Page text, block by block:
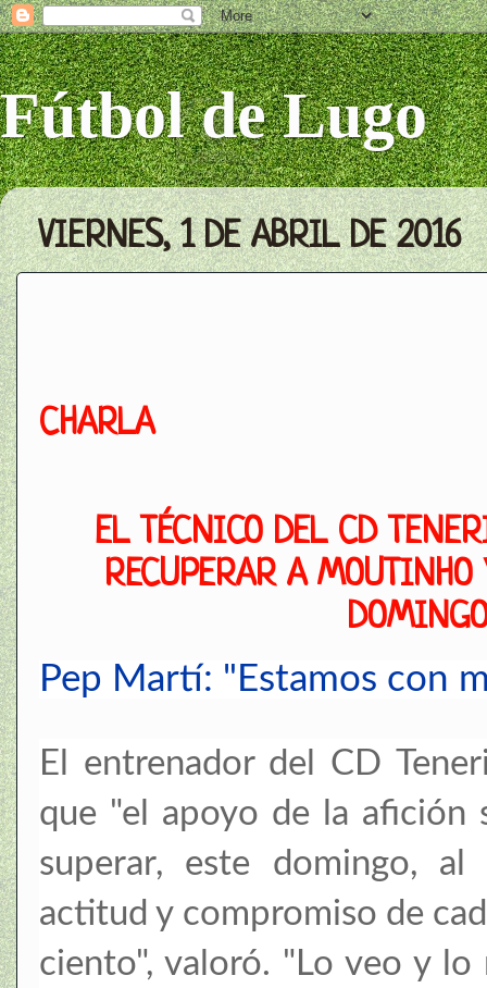
Fútbol de Lugo
VIERNES, 1 DE ABRIL DE 2016
CHARLA
EL TÉCNICO DEL CD
RECUPERAR A
Pep Martí: "Estamos con
El entrenador del CD
que "el apoyo de la afición
superar, este domingo,
actitud y compromiso de
ciento", valoró. "Lo veo y